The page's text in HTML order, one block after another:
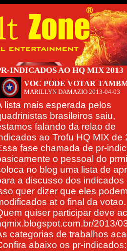
INDICADOS AO HQ MIX 2013
VOC PODE VOTAR
MARILLYN DAMAZIO 2013-04-03
lista mais esperada pelos
brasileiros saiu,
falando da relao de
ao Trofu HQ MIX de
fase chamada de pr-
o pessoal do
no blog uma lista de
a discusso dos indicados
quer dizer que eles
at o final da votao.
quiser participar deve
2013/
categorias de trabalhos
abaixo os pr-indicados: